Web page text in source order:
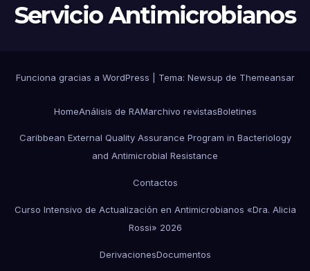
Servicio Antimicrobianos
Funciona gracias a WordPress Tema: Newsup de Themeansar
HomeAnálisis de RAMarchivo revistasBoletines
Caribbean External Quality Assurance Program in Bacteriology
and Antimicrobial Resistance
Contactos
Curso Intensivo de Actualización en Antimicrobianos «Dra. Alicia
Rossi» 2026
DerivacionesDocumentos